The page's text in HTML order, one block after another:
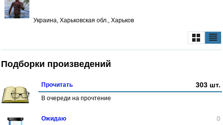
Украина, Харьковская обл., Харьков
Подборки произведений
Прочитать 303 шт.
В очереди на прочтение
Ожидаю 0